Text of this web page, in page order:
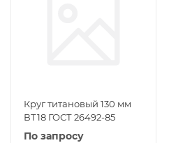
Круг титановый 130 мм
ВТ18 ГОСТ 26492-85
По запросу